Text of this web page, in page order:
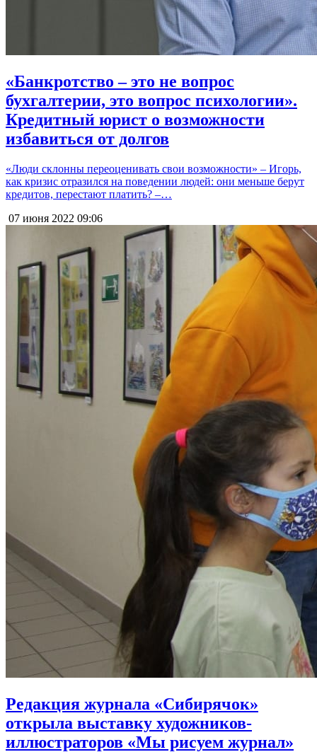
«Банкротство – это не вопрос
бухгалтерии, это вопрос психологии».
Кредитный юрист о возможности
избавиться от долгов
«Люди склонны переоценивать свои возможности» – Игорь,
как кризис отразился на поведении людей: они меньше берут
кредитов, перестают платить? –…
07 июня 2022 09:06
Редакция журнала «Сибирячок»
открыла выставку художников-
иллюстраторов «Мы рисуем журнал»